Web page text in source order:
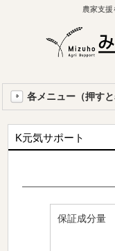
農家支
各メニュー（押すと
K元気サポート
保証成分量